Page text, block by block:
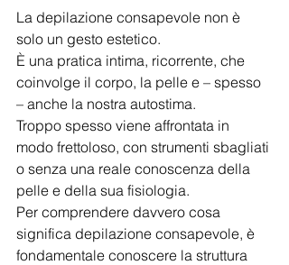
La depilazione consapevole non è
solo un gesto estetico.
È una pratica intima, ricorrente, che
coinvolge il corpo, la pelle e – spesso
– anche la nostra autostima.
Troppo spesso viene affrontata in
modo frettoloso, con strumenti sbagliati
o senza una reale conoscenza della
pelle e della sua fisiologia.
Per comprendere davvero cosa
significa depilazione consapevole, è
fondamentale conoscere la struttura